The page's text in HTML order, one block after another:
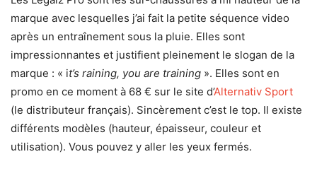
marque avec lesquelles j’ai fait la petite séquence video
après un entraînement sous la pluie. Elles sont
impressionnantes et justifient pleinement le slogan de la
marque : « it’s raining, you are training ». Elles sont en
promo en ce moment à 68 € sur le site d’Alternativ Sport
(le distributeur français). Sincèrement c’est le top. Il existe
différents modèles (hauteur, épaisseur, couleur et
utilisation). Vous pouvez y aller les yeux fermés.